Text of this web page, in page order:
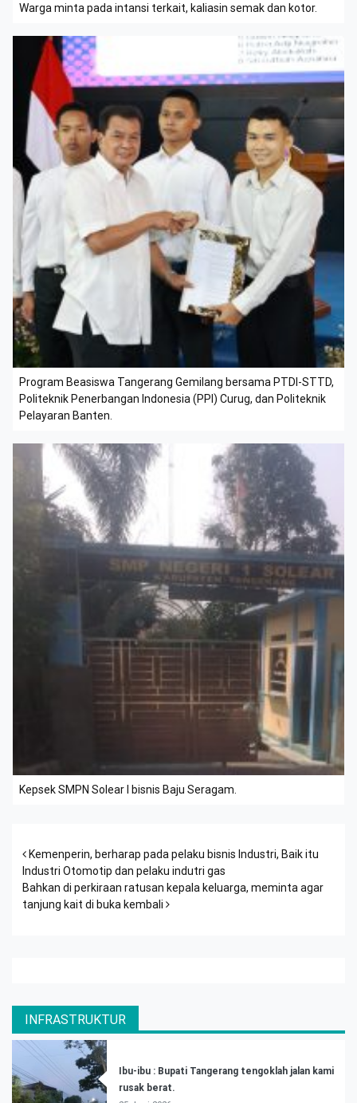
Warga minta pada intansi terkait, kaliasin semak dan kotor.
Program Beasiswa Tangerang Gemilang bersama PTDI-STTD,
Politeknik Penerbangan Indonesia (PPI) Curug, dan Politeknik
Pelayaran Banten.
Kepsek SMPN Solear I bisnis Baju Seragam.
Post navigation
Kemenperin, berharap pada pelaku bisnis Industri, Baik itu
Industri Otomotip dan pelaku indutri gas
Bahkan di perkiraan ratusan kepala keluarga, meminta agar
tanjung kait di buka kembali
INFRASTRUKTUR
Ibu-ibu : Bupati Tangerang tengoklah jalan kami
rusak berat.